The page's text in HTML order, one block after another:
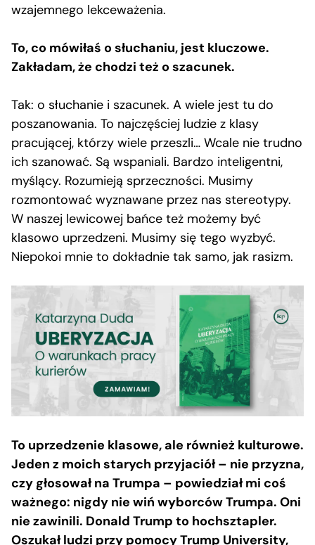
wzajemnego lekceważenia.
To, co mówiłaś o słuchaniu, jest kluczowe.
Zakładam, że chodzi też o szacunek.
Tak: o słuchanie i szacunek. A wiele jest tu do
poszanowania. To najczęściej ludzie z klasy
pracującej, którzy wiele przeszli… Wcale nie trudno
ich szanować. Są wspaniali. Bardzo inteligentni,
myślący. Rozumieją sprzeczności. Musimy
rozmontować wyznawane przez nas stereotypy.
W naszej lewicowej bańce też możemy być
klasowo uprzedzeni. Musimy się tego wyzbyć.
Niepokoi mnie to dokładnie tak samo, jak rasizm.
To uprzedzenie klasowe, ale również kulturowe.
Jeden z moich starych przyjaciół – nie przyzna,
czy głosował na Trumpa – powiedział mi coś
ważnego: nigdy nie wiń wyborców Trumpa. Oni
nie zawinili. Donald Trump to hochsztapler.
Oszukał ludzi przy pomocy Trump University,